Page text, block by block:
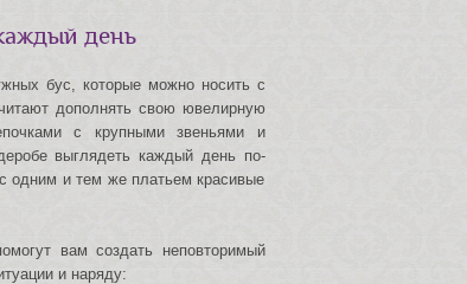
день
бус, которые можно носить с
дополнять свою ювелирную
с крупными звеньями и
выглядеть каждый день по-
одним и тем же платьем красивые
вам создать неповторимый
и наряду: